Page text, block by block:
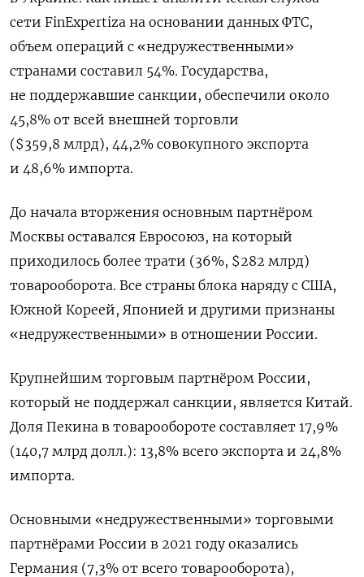
сети FinExpertiza на основании данных ФТС,
объем операций с «недружественными»
странами составил 54%. Государства,
не поддержавшие санкции, обеспечили около
45,8% от всей внешней торговли
($359,8 млрд), 44,2% совокупного экспорта
и 48,6% импорта.
До начала вторжения основным партнёром
Москвы оставался Евросоюз, на который
приходилось более трати (36%, $282 млрд)
товарооборота. Все страны блока наряду с США,
Южной Кореей, Японией и другими признаны
«недружественными» в отношении России.
Крупнейшим торговым партнёром России,
который не поддержал санкции, является Китай.
Доля Пекина в товарообороте составляет 17,9%
(140,7 млрд долл.): 13,8% всего экспорта и 24,8%
импорта.
Основными «недружественными» торговыми
партнёрами России в 2021 году оказались
Германия (7,3% от всего товарооборота),